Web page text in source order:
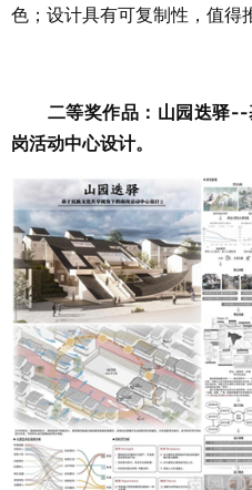
色；设计具有可复制性，值得
二等奖作品：山园迭驿--
岗活动中心设计。